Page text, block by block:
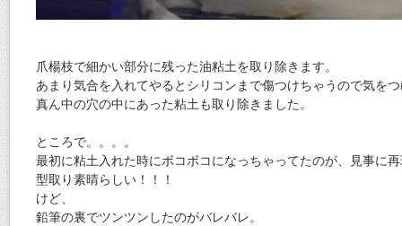
爪楊枝で細かい部分に残った油粘土を取り除きます。
あまり気合を入れてやるとシリコンまで傷つけちゃうので気を
真ん中の穴の中にあった粘土も取り除きました。
ところで。。。。
最初に粘土入れた時にボコボコになっちゃってたのが、見事に
型取り素晴らしい！！！
けど、
鉛筆の裏でツンツンしたのがバレバレ。